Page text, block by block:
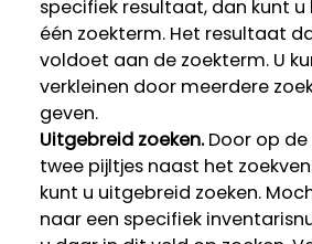
specifiek resultaat, dan kunt
één zoekterm. Het resultaat
voldoet aan de zoekterm. U
verkleinen door meerdere
geven.
Uitgebreid zoeken.Door op
twee pijltjes naast het
kunt u uitgebreid zoeken.
naar een specifiek